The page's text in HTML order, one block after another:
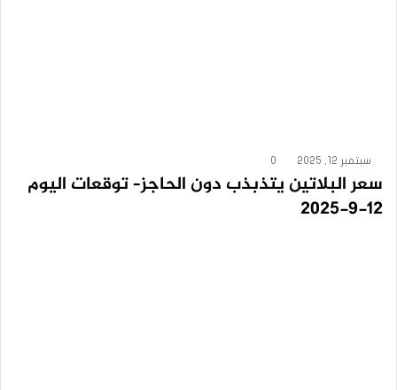
سبتمبر 12, 2025 0
سعر البلاتين يتذبذب دون الحاجز– توقعات اليوم
12-9-2025